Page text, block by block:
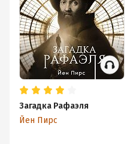
Загадка Рафаэля
Йен Пирс